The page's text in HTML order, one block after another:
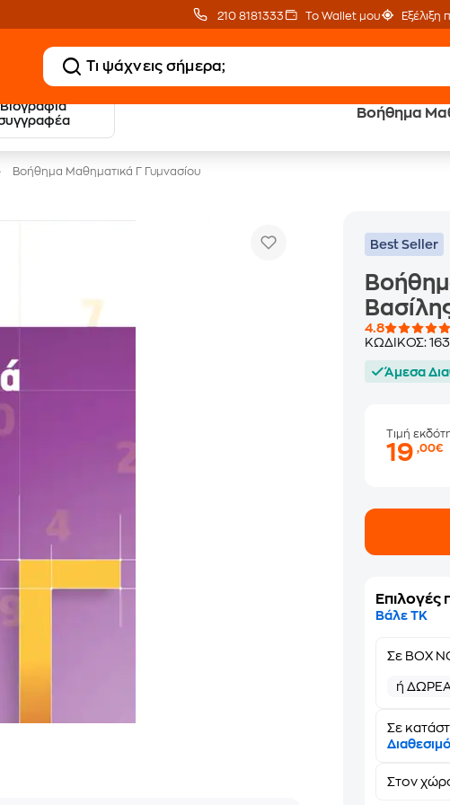
210 8181333 Το Wallet μου Εξέλιξη
Βιογραφία
Βοήθημα
20 € Public επιστροφή
με Snappi
Δωρεάν Μεταφορικά
Βοήθημα Μαθηματικά Γ Γυμνασίου
Best Seller
4.8
ΚΩΔΙΚΟΣ:
Άμεσα
Τιμή
19,00€
Βάλε ΤΚ
Σε BOX
ή
Σε
Στον